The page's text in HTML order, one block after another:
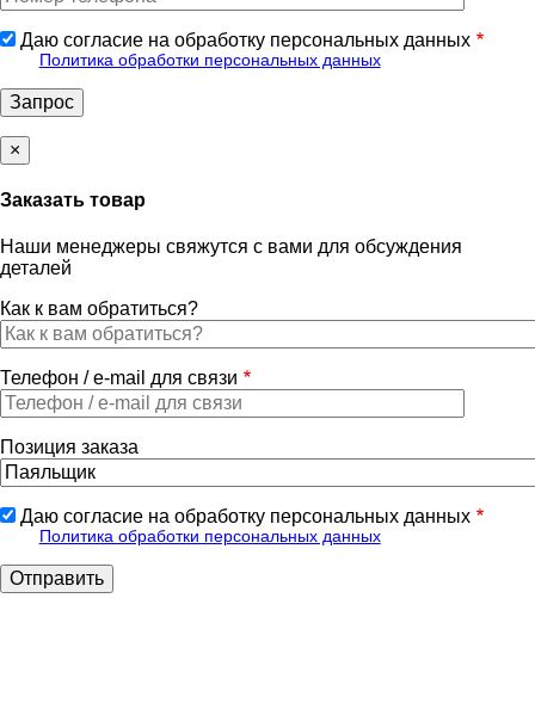
Даю согласие на обработку персональных данных
Политика обработки персональных данных
×
Заказать товар
Наши менеджеры свяжутся с вами для обсуждения
деталей
Как к вам обратиться?
Телефон / e-mail для связи
Позиция заказа
Даю согласие на обработку персональных данных
Политика обработки персональных данных